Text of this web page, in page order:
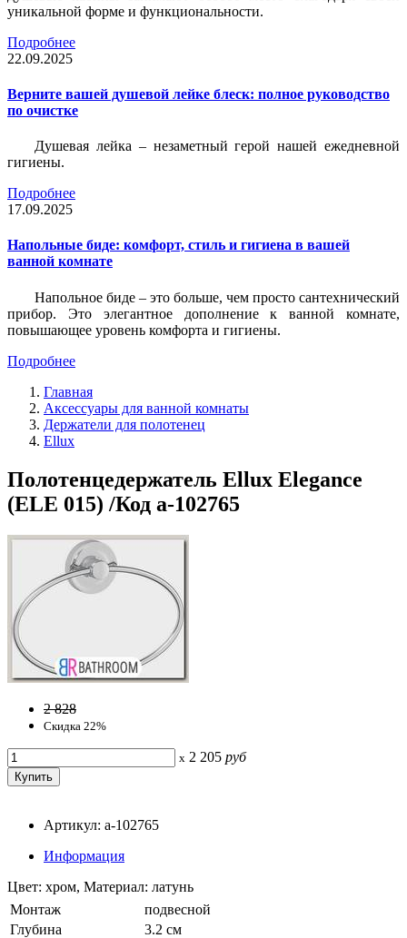
уникальной форме и функциональности.
Подробнее
22.09.2025
Верните вашей душевой лейке блеск: полное руководство
по очистке
Душевая лейка – незаметный герой нашей ежедневной
гигиены.
Подробнее
17.09.2025
Напольные биде: комфорт, стиль и гигиена в вашей
ванной комнате
Напольное биде – это больше, чем просто сантехнический
прибор. Это элегантное дополнение к ванной комнате,
повышающее уровень комфорта и гигиены.
Подробнее
Главная
Аксессуары для ванной комнаты
Держатели для полотенец
Ellux
Полотенцедержатель Ellux Elegance
(ELE 015) /Код a-102765
2 828
Скидка 22%
x 2 205 руб
Артикул: a-102765
Информация
Цвет: хром, Материал: латунь
Монтаж
подвесной
Глубина
3.2 см